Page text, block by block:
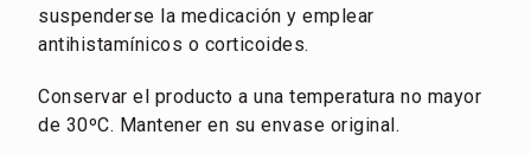
suspenderse la medicación y emplear
antihistamínicos o corticoides.
Conservar el producto a una temperatura no mayor
de 30ºC. Mantener en su envase original.